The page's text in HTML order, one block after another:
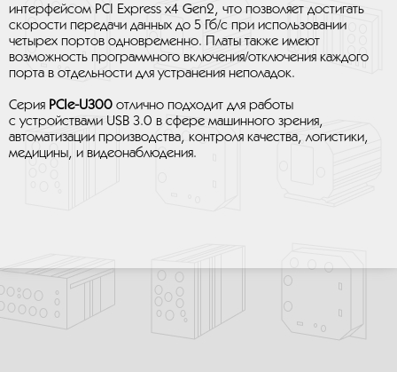
интерфейсом PCI Express x4 Gen2, что позволяет достигать
скорости передачи данных до 5 Гб/с при использовании
четырех портов одновременно. Платы также имеют
возможность программного включения/отключения каждого
порта в отдельности для устранения неполадок.
Серия PCIe-U300 отлично подходит для работы
с устройствами USB 3.0 в сфере машинного зрения,
автоматизации производства, контроля качества, логистики,
медицины, и видеонаблюдения.